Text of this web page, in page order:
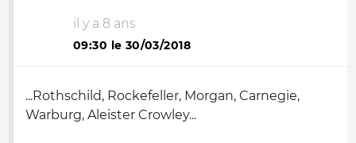
il y a 8 ans
09:30 le 30/03/2018
...Rothschild, Rockefeller, Morgan, Carnegie,
Warburg, Aleister Crowley...